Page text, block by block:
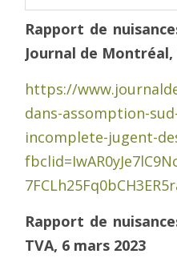
Rapport de
Journal de Montréal,
https://
dans-assomption-
incomplete-jugent-
Rapport de
TVA, 6 mars 2023